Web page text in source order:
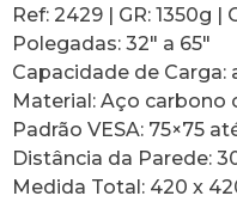
Ref: 2429 | GR: 1350g |
Polegadas: 32″ a 65″
Capacidade de Carga:
Material: Aço carbono
Padrão VESA: 75×75
Distância da Parede:
Medida Total: 420 x